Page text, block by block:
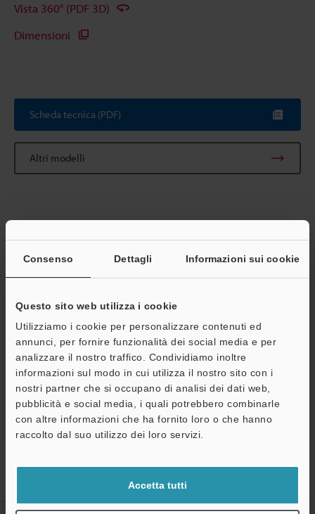
Consenso Dettagli Informazioni sui cookie
Questo sito web utilizza i cookie
Utilizziamo i cookie per personalizzare contenuti ed
annunci, per fornire funzionalità dei social media e per
analizzare il nostro traffico. Condividiamo inoltre
informazioni sul modo in cui utilizza il nostro sito con i
nostri partner che si occupano di analisi dei dati web,
pubblicità e social media, i quali potrebbero combinarle
con altre informazioni che ha fornito loro o che hanno
raccolto dal suo utilizzo dei loro servizi.
Accetta tutti
Vista 360° (PDF 3D)
Dimensioni
Scheda tecnica (PDF)
Altri modelli
Guide tecniche
Scheda tecnica (PDF)
Consulenza
Sistemi di visione
con telecamere multiple
Modelli
Cavo della telecamera con
Assistenza